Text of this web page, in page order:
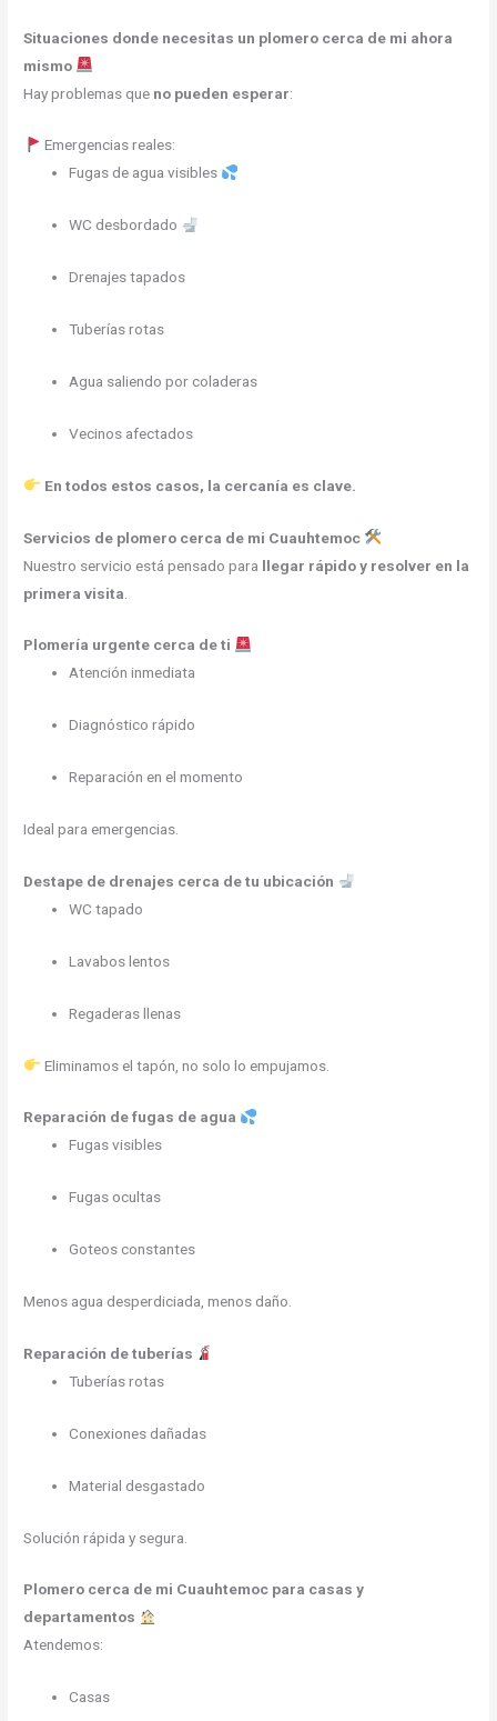
Situaciones donde necesitas un plomero cerca de mi ahora
mismo
Hay problemas que no pueden esperar:
Emergencias reales:
Fugas de agua visibles
WC desbordado
Drenajes tapados
Tuberías rotas
Agua saliendo por coladeras
Vecinos afectados
En todos estos casos, la cercanía es clave.
Servicios de plomero cerca de mi Cuauhtemoc
Nuestro servicio está pensado para llegar rápido y resolver en la
primera visita
Plomería urgente cerca de ti
Atención inmediata
Diagnóstico rápido
Reparación en el momento
Ideal para emergencias.
Destape de drenajes cerca de tu ubicación
WC tapado
Lavabos lentos
Regaderas llenas
Eliminamos el tapón, no solo lo empujamos.
Reparación de fugas de agua
Fugas visibles
Fugas ocultas
Goteos constantes
Menos agua desperdiciada, menos daño.
Reparación de tuberías
Tuberías rotas
Conexiones dañadas
Material desgastado
Solución rápida y segura.
Plomero cerca de mi Cuauhtemoc para casas y
departamentos
Atendemos:
Casas